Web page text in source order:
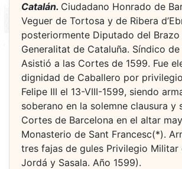
Catalán. Ciudadano Honrado de
Veguer de Tortosa y de Ribera
posteriormente Diputado del
Generalitat de Cataluña. Síndico
Asistió a las Cortes de 1599. Fue
dignidad de Caballero por
Felipe III el 13-VIII-1599, siendo
soberano en la solemne clausura y
Cortes de Barcelona en el altar
Monasterio de Sant Francesc(*).
tres fajas de gules Privilegio Militar
Jordá y Sasala. Año 1599).